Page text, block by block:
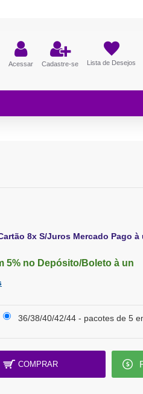
Acessar Cadastre-se Lista de Desejos
8x S/Juros Mercado Pago à
5% no Depósito/Boleto à un
36/38/40/42/44 - pacotes de 5
COMPRAR